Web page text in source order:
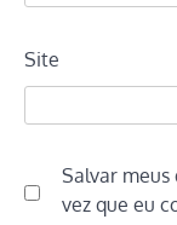
Site
Salvar meus
vez que eu